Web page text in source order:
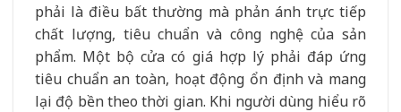
phải là điều bất thường mà phản ánh trực tiếp
chất lượng, tiêu chuẩn và công nghệ của sản
phẩm. Một bộ cửa có giá hợp lý phải đáp ứng
tiêu chuẩn an toàn, hoạt động ổn định và mang
lại độ bền theo thời gian. Khi người dùng hiểu rõ